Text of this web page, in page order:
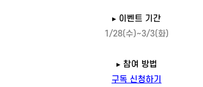
▸ 이벤트 기간
1/28(수)~3/3(화)
▸ 참여 방법
구독 신청하기